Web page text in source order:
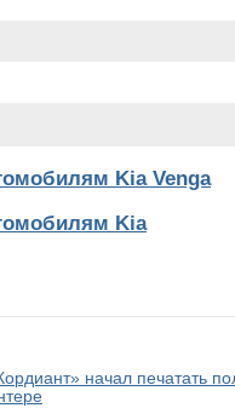
Kia Venga
Kia
начал печатать